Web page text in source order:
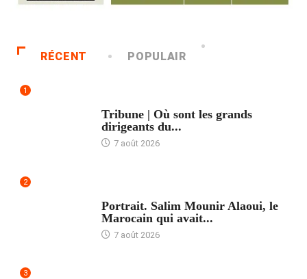
RÉCENT POPULAIR
1
Tribune | Où sont les grands
dirigeants du...
7 août 2026
2
Portrait. Salim Mounir Alaoui, le
Marocain qui avait...
7 août 2026
3